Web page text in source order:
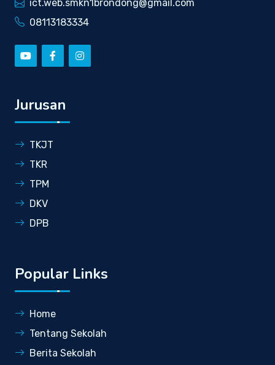
ict.web.smkn1brondong@gmail.com
08113183334
Jurusan
TKJT
TKR
TPM
DKV
DPB
Popular Links
Home
Tentang Sekolah
Berita Sekolah